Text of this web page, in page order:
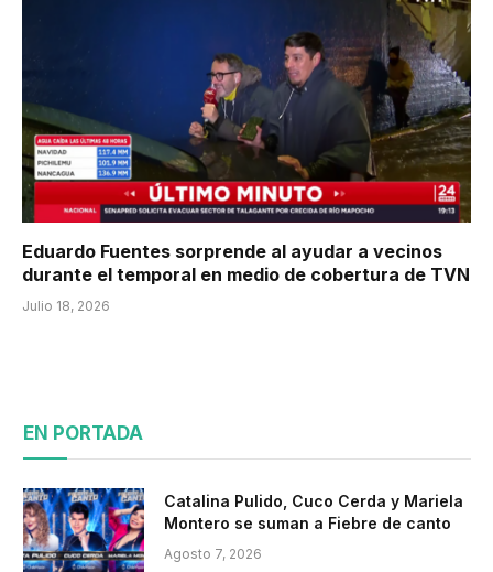
Eduardo Fuentes sorprende al ayudar a vecinos
durante el temporal en medio de cobertura de TVN
Julio 18, 2026
EN PORTADA
Catalina Pulido, Cuco Cerda y Mariela
Montero se suman a Fiebre de canto
Agosto 7, 2026